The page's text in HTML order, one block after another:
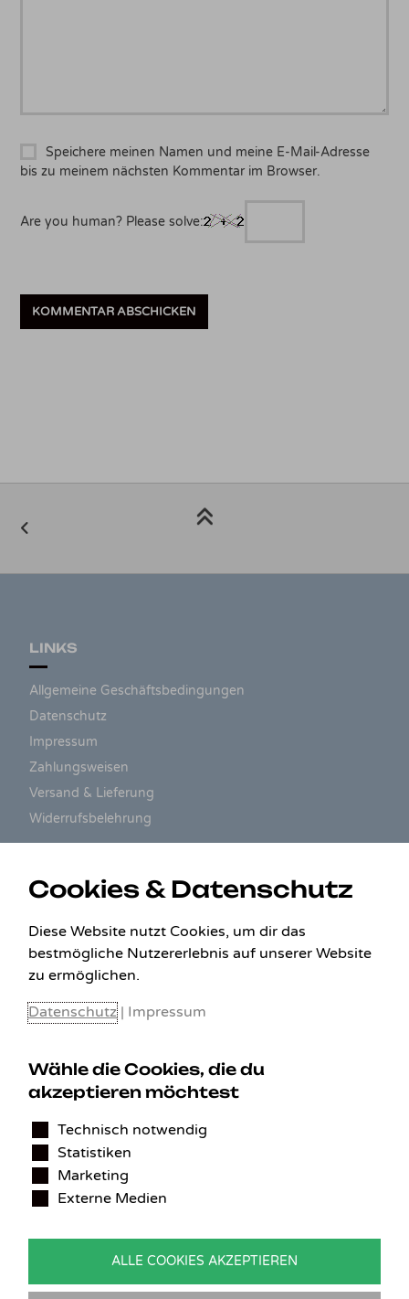
Speichere meinen Namen und meine E-Mail-Adresse
bis zu meinem nächsten Kommentar im Browser.
Are you human? Please solve:
LINKS
Allgemeine Geschäftsbedingungen
Datenschutz
Impressum
Zahlungsweisen
Versand & Lieferung
Widerrufsbelehrung
KONTAKT
Benedikt Stelzner
Autopflege Stelzner
Kohlgraben 2b
Deutschland
Tel.:09746-9308051
Cookies & Datenschutz
Diese Website nutzt Cookies, um dir das
bestmögliche Nutzererlebnis auf unserer Website
zu ermöglichen.
Datenschutz | Impressum
Wähle die Cookies, die du
akzeptieren möchtest
Technisch notwendig
Statistiken
Marketing
Externe Medien
ALLE COOKIES AKZEPTIEREN